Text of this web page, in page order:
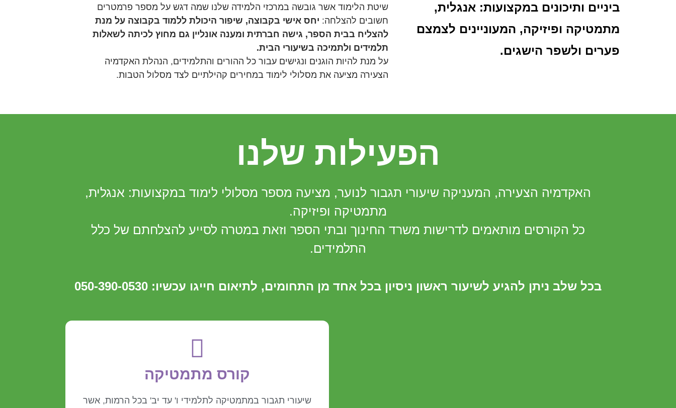
ביניים ותיכונים במקצועות: אנגלית,
מתמטיקה ופיזיקה, המעוניינים לצמצם
פערים ולשפר הישגים.
שיטת הלימוד אשר גובשה במרכזי הלמידה שלנו שמה דגש על מספר פרמטרים
חשובים להצלחה: יחס אישי בקבוצה, שיפור היכולת ללמוד בקבוצה על מנת
להצליח בבית הספר, גישה חברתית ומענה אונליין גם מחוץ לכיתה לשאלות
תלמידים ולתמיכה בשיעורי הבית.
על מנת להיות הוגנים ונגישים עבור כל ההורים והתלמידים, הנהלת האקדמיה
הצעירה מציעה את מסלולי לימוד במחירים קהילתיים לצד מסלול הטבות.
הפעילות שלנו
האקדמיה הצעירה, המעניקה שיעורי תגבור לנוער, מציעה מספר מסלולי לימוד במקצועות: אנגלית,
מתמטיקה ופיזיקה.
כל הקורסים מותאמים לדרישות משרד החינוך ובתי הספר וזאת במטרה לסייע להצלחתם של כלל
התלמידים.
בכל שלב ניתן להגיע לשיעור ראשון ניסיון בכל אחד מן התחומים, לתיאום חייגו עכשיו: 050-390-0530
קורס מתמטיקה
שיעורי תגבור במתמטיקה לתלמידי ו' עד יב' בכל הרמות, אשר